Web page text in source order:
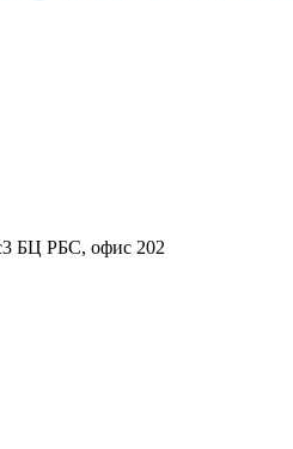
БЦ РБС, офис 202